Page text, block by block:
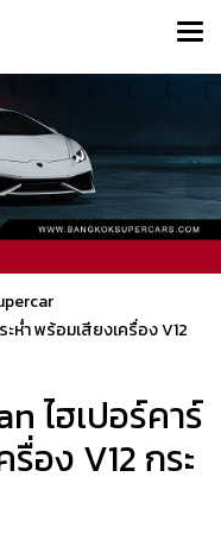
ห่ำ พร้อมเสียงเครื่อง V12
ไฮเปอร์คาร์
อง V12 กระ